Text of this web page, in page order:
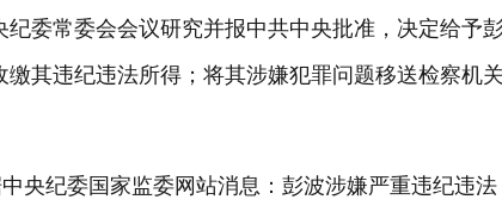
纪委常委会会议研究并报中共中央批准，决定给予
缴其违纪违法所得；将其涉嫌犯罪问题移送检察机
央纪委国家监委网站消息：彭波涉嫌严重违纪违